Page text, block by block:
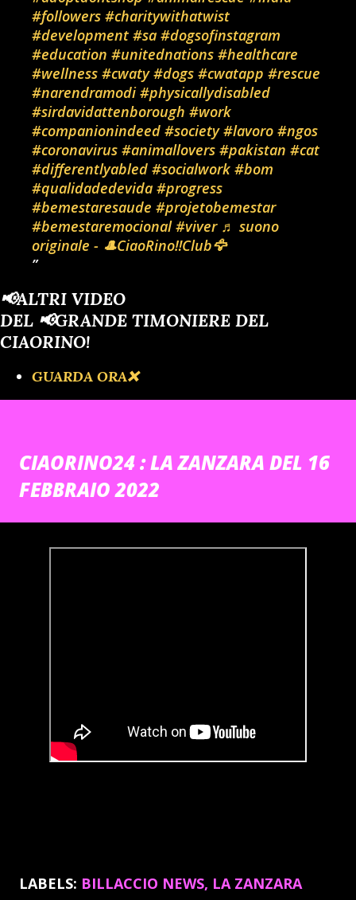
#followers #charitywithatwist
#development #sa #dogsofinstagram
#education #unitednations #healthcare
#wellness #cwaty #dogs #cwatapp #rescue
#narendramodi #physicallydisabled
#sirdavidattenborough #work
#companionindeed #society #lavoro #ngos
#coronavirus #animallovers #pakistan #cat
#differentlyabled #socialwork #bom
#qualidadedevida #progress
#bemestaresaude #projetobemestar
#bemestaremocional #viver ♬ suono
originale - 🎩CiaoRino‼️Club🦅
📢ALTRI VIDEO
DEL 📢GRANDE TIMONIERE DEL
CIAORINO!
GUARDA ORA❌️
CIAORINO24 : LA ZANZARA DEL 16
FEBBRAIO 2022
LABELS: BILLACCIO NEWS LA ZANZARA